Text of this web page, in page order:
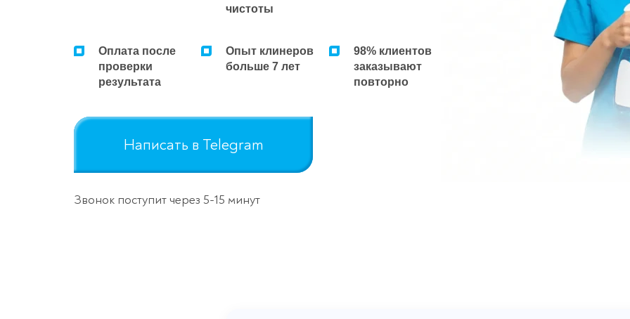
чистоты
Оплата после
проверки
результата
Опыт клинеров
больше 7 лет
98% клиентов
заказывают
повторно
Написать в Telegram
Звонок поступит через 5-15 минут